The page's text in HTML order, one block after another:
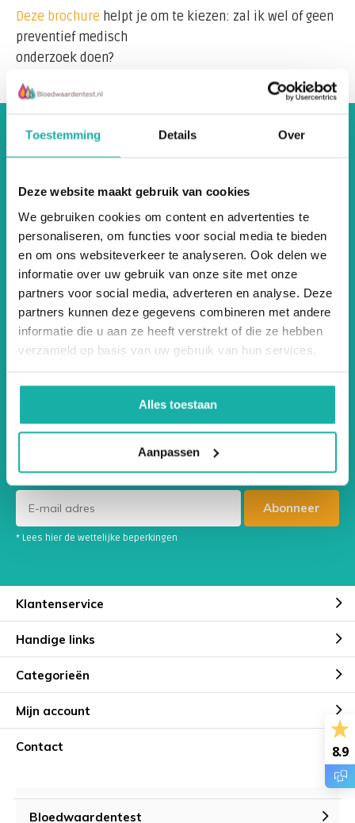
Toestemming Details Over
Deze website maakt gebruik van cookies
We gebruiken cookies om content en advertenties te
personaliseren, om functies voor social media te bieden
en om ons websiteverkeer te analyseren. Ook delen we
informatie over uw gebruik van onze site met onze
partners voor social media, adverteren en analyse. Deze
partners kunnen deze gegevens combineren met andere
informatie die u aan ze heeft verstrekt of die ze hebben
verzameld op basis van uw gebruik van hun services.
Alles toestaan
Aanpassen
Deze brochure helpt je om te kiezen: zal ik wel of geen
preventief medisch
onderzoek doen?
Klantenservice
Hoe kunnen we je helpen?
Neem contact met ons op
Volg ons
Ontvang de nieuwste aanbiedingen en
promoties
Abonneer
* Lees hier de wettelijke beperkingen
Klantenservice
Handige links
Categorieën
Mijn account
Contact
Bloedwaardentest
8.9